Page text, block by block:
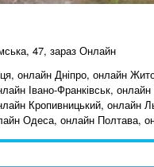
47, зараз Онлайн
онлайн Дніпро, онлайн
Івано-Франківськ,
Кропивницький, онлайн
Одеса, онлайн Полтава,